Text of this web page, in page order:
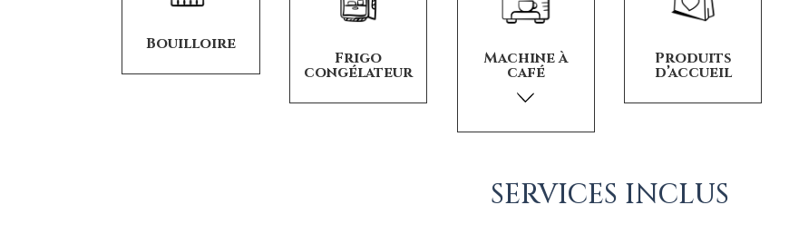
Bouilloire
Frigo
congélateur
Machine à
café
Produits
d’accueil
SERVICES INCLUS